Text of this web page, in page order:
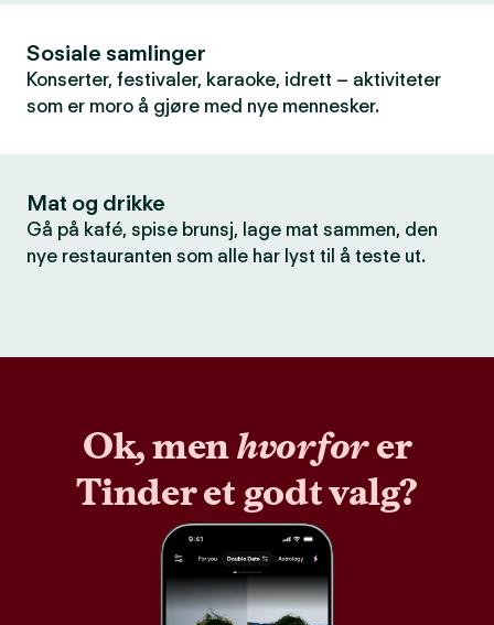
Sosiale samlinger
Konserter, festivaler, karaoke, idrett – aktiviteter
som er moro å gjøre med nye mennesker.
Mat og drikke
Gå på kafé, spise brunsj, lage mat sammen, den
nye restauranten som alle har lyst til å teste ut.
Ok, menhvorforer
Tinder et godt valg?